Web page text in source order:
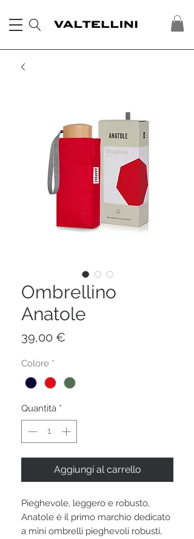
Ombrellino
Anatole
39,00 €
Colore *
Quantità *
Aggiungi al carrello
Pieghevole, leggero e robusto,
Anatole è il primo marchio dedicato
a mini ombrelli pieghevoli robusti,